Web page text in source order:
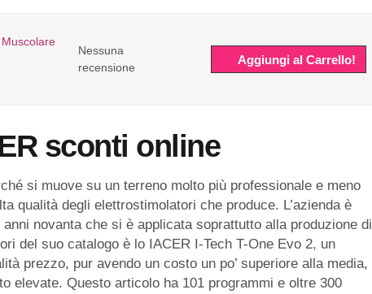
Nessuna
recensione
Aggiungi al Carrello!
sconti online
si muove su un terreno molto più professionale e meno
qualità degli elettrostimolatori che produce. L’azienda è
novanta che si è applicata soprattutto alla produzione di
del suo catalogo è lo IACER I-Tech T-One Evo 2, un
prezzo, pur avendo un costo un po’ superiore alla media,
elevate. Questo articolo ha 101 programmi e oltre 300